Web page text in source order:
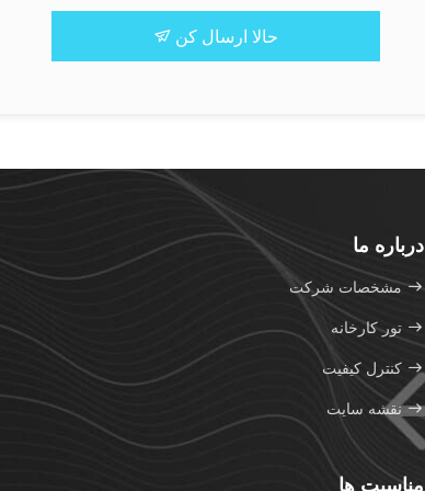
حالا ارسال کن
درباره ما
مشخصات شرکت
تور کارخانه
کنترل کیفیت
نقشه سایت
مناسبت ها